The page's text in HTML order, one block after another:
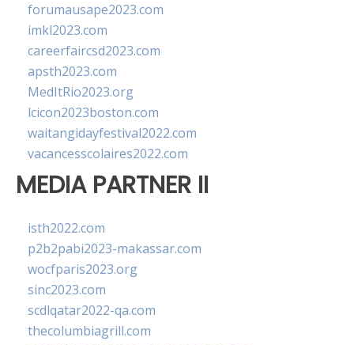
forumausape2023.com
imkl2023.com
careerfaircsd2023.com
apsth2023.com
MedItRio2023.org
lcicon2023boston.com
waitangidayfestival2022.com
vacancesscolaires2022.com
MEDIA PARTNER II
isth2022.com
p2b2pabi2023-makassar.com
wocfparis2023.org
sinc2023.com
scdlqatar2022-qa.com
thecolumbiagrill.com